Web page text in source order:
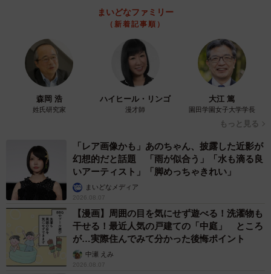
26日に新著 「弱さを抱きしめて、生きていく。 自己肯定感
低めの元幹部自衛官が教える『心が疲れない54カ条』」
（PHP研究所）を発売。自衛隊由来の心を回復させるメン
タルハックや気持ちを切り替える技術、自身の弱さを見つ
め直したことで得られた知見を紹介した良著なのでぜひ一
ぱやぱやさん関連情報
Twitterアカウント： https://twitter.com/mitiruxxx
公式ブログ：
https://www.paya-paya-kun.jp/
「弱さを抱きしめて、生きていく。 自己肯定感低めの元幹
部自衛官が教える『心が疲れない54カ条』」（PHP研究
所）：
まいどなファミリー
（新着記事順）
森岡 浩
姓氏研究家
ハイヒール・リンゴ
漫才師
大江 篤
園田学園女子大学学長
もっと見る
「レア画像かも」あのちゃん、披露した近影が
幻想的だと話題 「雨が似合う」「水も滴る良
いアーティスト」「脚めっちゃきれい」
まいどなメディア
2026.08.07
【漫画】周囲の目を気にせず遊べる！洗濯物も
干せる！最近人気の戸建ての「中庭」 ところ
が…実際住んでみて分かった後悔ポイント
中瀬 えみ
2026.08.07